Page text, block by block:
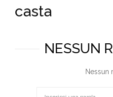
casta
NESSUN
Nessun